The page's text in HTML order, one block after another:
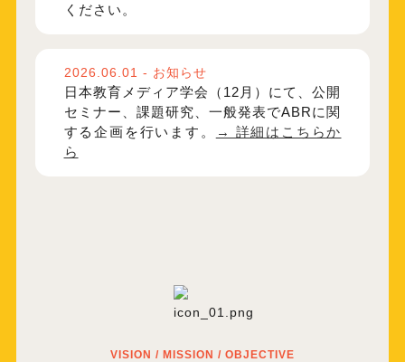
ください。
2026.06.01 - お知らせ
日本教育メディア学会（12月）にて、公開
セミナー、課題研究、一般発表でABRに関
する企画を行います。
→ 詳細はこちらか
ら
VISION / MISSION / OBJECTIVE